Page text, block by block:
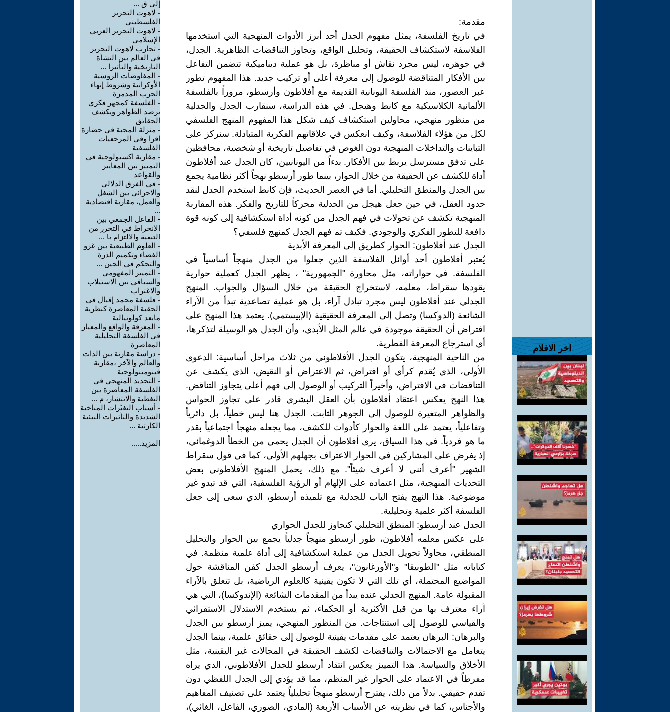
اخر الافلام
مقدمة:
في تاريخ الفلسفة، يمثل مفهوم الجدل أحد أبرز الأدوات المنهجية التي استخدمها
الفلاسفة لاستكشاف الحقيقة، وتحليل الواقع، وتجاوز التناقضات الظاهرية. الجدل،
في جوهره، ليس مجرد نقاش أو مناظرة، بل هو عملية ديناميكية تتضمن التفاعل
بين الأفكار المتناقضة للوصول إلى معرفة أعلى أو تركيب جديد. هذا المفهوم تطور
عبر العصور، منذ الفلسفة اليونانية القديمة مع أفلاطون وأرسطو، مروراً بالفلسفة
الألمانية الكلاسيكية مع كانط وهيجل. في هذه الدراسة، سنقارب الجدل والجدلية
من منظور منهجي، محاولين استكشاف كيف شكل هذا المفهوم المنهج الفلسفي
لكل من هؤلاء الفلاسفة، وكيف انعكس في علاقاتهم الفكرية المتبادلة. سنركز على
التباينات والتداخلات المنهجية دون الغوص في تفاصيل تاريخية أو شخصية، محافظين
على تدفق مسترسل يربط بين الأفكار. بدءاً من اليونانيين، كان الجدل عند أفلاطون
أداة للكشف عن الحقيقة من خلال الحوار، بينما طور أرسطو نهجاً أكثر نظامية يجمع
بين الجدل والمنطق التحليلي. أما في العصر الحديث، فإن كانط استخدم الجدل لنقد
حدود العقل، في حين جعل هيجل من الجدلية محركاً للتاريخ والفكر. هذه المقاربة
المنهجية تكشف عن تحولات في فهم الجدل من كونه أداة استكشافية إلى كونه قوة
دافعة للتطور الفكري والوجودي. فكيف تم فهم الجدل كمنهج فلسفي؟
الجدل عند أفلاطون: الحوار كطريق إلى المعرفة الأبدية
يُعتبر أفلاطون أحد أوائل الفلاسفة الذين جعلوا من الجدل منهجاً أساسياً في
الفلسفة. في حواراته، مثل محاورة "الجمهورية" ، يظهر الجدل كعملية حوارية
يقودها سقراط، معلمه، لاستخراج الحقيقة من خلال السؤال والجواب. المنهج
الجدلي عند أفلاطون ليس مجرد تبادل آراء، بل هو عملية تصاعدية تبدأ من الآراء
الشائعة (الدوكسا) وتصل إلى المعرفة الحقيقية (الإبيستمي). يعتمد هذا المنهج على
افتراض أن الحقيقة موجودة في عالم المثل الأبدي، وأن الجدل هو الوسيلة لتذكرها،
أي استرجاع المعرفة الفطرية.
من الناحية المنهجية، يتكون الجدل الأفلاطوني من ثلاث مراحل أساسية: الدعوى
الأولي، الذي يُقدم كرأي أو افتراض، ثم الاعتراض أو النقيض، الذي يكشف عن
التناقضات في الافتراض، وأخيراً التركيب أو الوصول إلى فهم أعلى يتجاوز التناقض.
هذا النهج يعكس اعتقاد أفلاطون بأن العقل البشري قادر على تجاوز الحواس
والظواهر المتغيرة للوصول إلى الجوهر الثابت. الجدل هنا ليس خطياً، بل دائرياً
وتفاعلياً، يعتمد على اللغة والحوار كأدوات للكشف، مما يجعله منهجاً اجتماعياً بقدر
ما هو فردياً. في هذا السياق، يرى أفلاطون أن الجدل يحمي من الخطأ الدوغمائي،
إذ يفرض على المشاركين في الحوار الاعتراف بجهلهم الأولي، كما في قول سقراط
الشهير "أعرف أنني لا أعرف شيئاً". مع ذلك، يحمل المنهج الأفلاطوني بعض
التحديات المنهجية، مثل اعتماده على الإلهام أو الرؤية الفلسفية، التي قد تبدو غير
موضوعية. هذا النهج يفتح الباب للجدلية مع تلميذه أرسطو، الذي سعى إلى جعل
الفلسفة أكثر علمية وتحليلية.
الجدل عند أرسطو: المنطق التحليلي كتجاوز للجدل الحواري
على عكس معلمه أفلاطون، طور أرسطو منهجاً جدلياً يجمع بين الحوار والتحليل
المنطقي، محاولاً تحويل الجدل من عملية استكشافية إلى أداة علمية منظمة. في
كتاباته مثل "الطوبيقا" و"الأورغانون"، يعرف أرسطو الجدل كفن المناقشة حول
المواضيع المحتملة، أي تلك التي لا تكون يقينية كالعلوم الرياضية، بل تتعلق بالآراء
المقبولة عامة. المنهج الجدلي عنده يبدأ من المقدمات الشائعة (الإندوكسا)، التي هي
آراء معترف بها من قبل الأكثرية أو الحكماء، ثم يستخدم الاستدلال الاستقرائي
والقياسي للوصول إلى استنتاجات. من المنظور المنهجي، يميز أرسطو بين الجدل
والبرهان: البرهان يعتمد على مقدمات يقينية للوصول إلى حقائق علمية، بينما الجدل
يتعامل مع الاحتمالات والتناقضات لكشف الحقيقة في المجالات غير اليقينية، مثل
الأخلاق والسياسة. هذا التمييز يعكس انتقاد أرسطو للجدل الأفلاطوني، الذي يراه
مفرطاً في الاعتماد على الحوار غير المنظم، مما قد يؤدي إلى الجدل اللفظي دون
تقدم حقيقي. بدلاً من ذلك، يقترح أرسطو منهجاً تحليلياً يعتمد على تصنيف المفاهيم
والأجناس، كما في نظريته عن الأسباب الأربعة (المادي، الصوري، الفاعل، الغائي)،
إلى ق ...
- لاهوت التحرير
الفلسطيني
- لاهوت التحرير العربي
الإسلامي
- تجارب لاهوت التحرير
في العالم بين النشأة
التاريخية والتأثيرا ...
- المفاوضات الروسية
الأوكرانية وشروط إنهاء
الحرب المدمرة
- الفلسفة كمجهر فكري
يرصد الظواهر ويكشف
الحقائق
- منزلة المحبة في حضارة
اقرا وفي المرجعيات
الفلسفية
- مقاربة اكسيولوجية في
التمييز بين المعايير
والقواعد
- في الفرق الدلالي
والاجرائي بين الشغل
والعمل، مقاربة اقتصادية
...
- الفاعل الجمعي بين
الانخراط في التحرر من
التبعية والالتزام با ...
- العلوم الطبيعية بين غزو
الفضاء وتكميم الذرة
والتحكم في الجين ...
- التمييز المفهومي
والسياقي بين الاستيلاب
والاغتراب
- فلسفة محمد إقبال في
الحقبة المعاصرة كنظرية
مابعد كولونيالية
- المعرفة والواقع والمعيار
في الفلسفة التحليلية
المعاصرة
- دراسة مقارنة بين الذات
والعالم والآخر ،مقاربة
فينومينولوجية
- التجديد المنهجي في
الفلسفة المعاصرة بين
التغطية والانتشار، م ...
- أسباب التغيّرات المناخية
الشديدة والتأثيرات البيئية
الكارثية ...
المزيد.....